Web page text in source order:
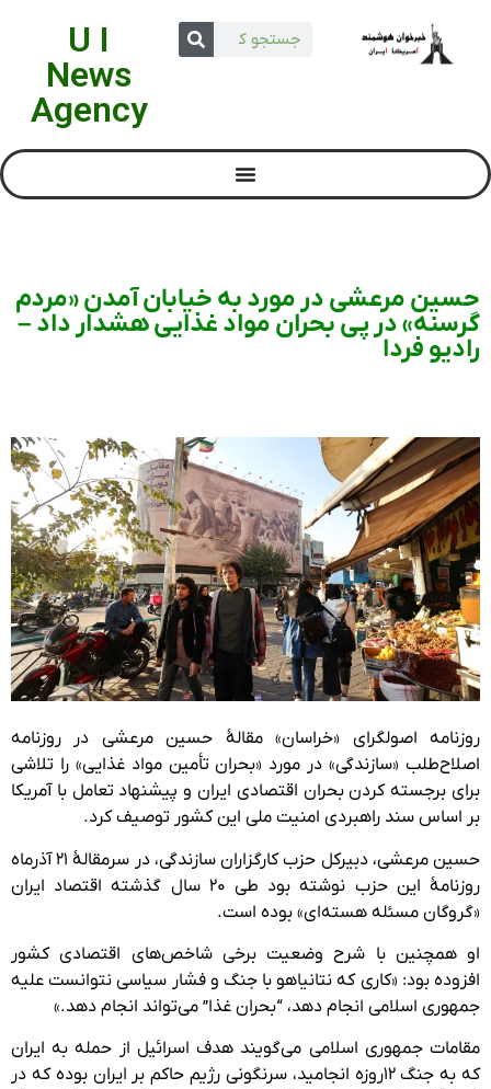
U I
News
Agency
حسین مرعشی در مورد به خیابان آمدن «مردم
گرسنه» در پی بحران مواد غذایی هشدار داد –
رادیو فردا
روزنامه اصولگرای «خراسان» مقالهٔ حسین مرعشی در روزنامه
اصلاح‌طلب «سازندگی» در مورد «بحران تأمین مواد غذایی» را تلاشی
برای برجسته کردن بحران اقتصادی ایران و پیشنهاد تعامل با آمریکا
بر اساس سند راهبردی امنیت ملی این کشور توصیف کرد.
حسین مرعشی، دبیرکل حزب کارگزاران سازندگی، در سرمقالهٔ ۲۱ آذرماه
روزنامهٔ این حزب نوشته بود طی ۲۰ سال گذشته اقتصاد ایران
«گروگان مسئله هسته‌ای» بوده است.
او همچنین با شرح وضعیت برخی شاخص‌های اقتصادی کشور
افزوده بود: «کاری که نتانیاهو با جنگ و فشار سیاسی نتوانست علیه
جمهوری اسلامی انجام دهد، “بحران غذا” می‌تواند انجام دهد.»
مقامات جمهوری اسلامی می‌گویند هدف اسرائیل از حمله به ایران
که به جنگ ۱۲روزه انجامید، سرنگونی رژیم حاکم بر ایران بوده که در